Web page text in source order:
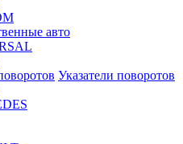
авто
Указатели поворотов